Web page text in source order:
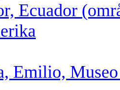
Ecuador
Emilio,